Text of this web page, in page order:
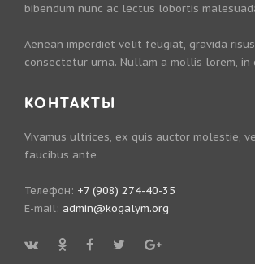
bibendum nunc ac lectus lobortis
Aenean imperdiet velit feugiat, gravida
consectetur urna. Nullam a mollis lorem, in
КОНТАКТЫ
Vivamus ultrices, ex quis auctor molestie,
faucibus ante
Телефон: +7 (908) 274-40-35
E-mail: admin@kogalym.org